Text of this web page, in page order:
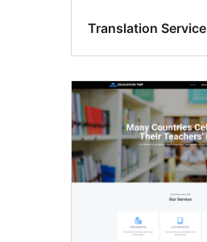
Translation Service